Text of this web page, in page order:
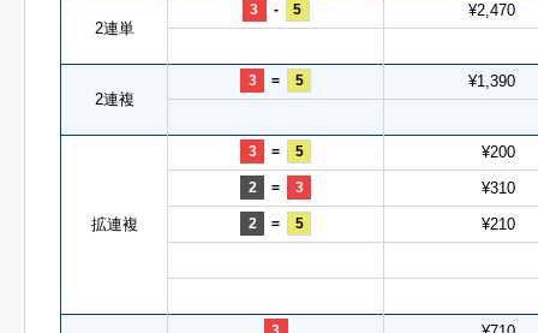
2連単
3 - 5 ¥2,470
2連複
3 = 5 ¥1,390
拡連複
3 = 5 ¥200
2 = 3 ¥310
2 = 5 ¥210